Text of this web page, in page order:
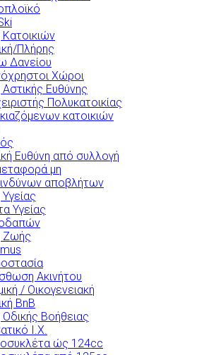
Πλήρης
Δανείου
Χώροι
Ευθύνης
Πολυκατοικίας
κατοικιών
Ευθύνη από συλλογή
μη
αποβλήτων
Υγείας
Ζωής
Ακινήτου
/ Οικογενειακή
BnB
Βοήθειας
Ι.Χ.
ώς 124cc